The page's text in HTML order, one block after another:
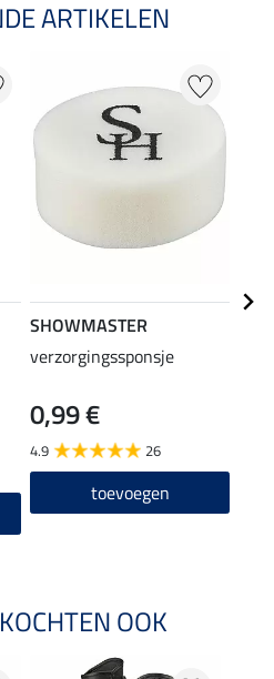
ARTIKELEN
SHOWMASTER
verzorgingssponsje
0,99 €
4.9 26
toevoegen
OOK